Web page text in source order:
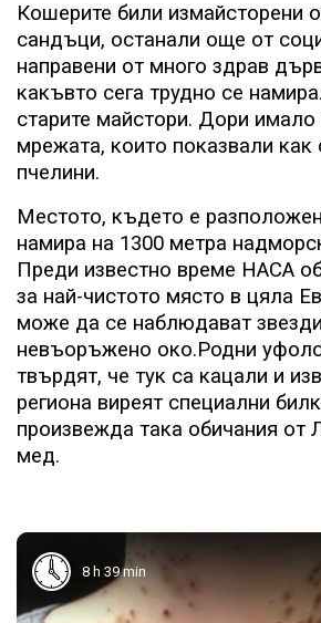
Кошерите били измайсторени
сандъци, останали още от
направени от много здрав
какъвто сега трудно се
старите майстори. Дори имало
мрежата, които показвали как
пчелини.
Местото, където е
намира на 1300 метра
Преди известно време НАСА
за най-чистото място в цяла
може да се наблюдават
невъоръжено око.Родни
твърдят, че тук са кацали и
региона виреят специални
произвежда така обичания от
мед.
8 h 39 min